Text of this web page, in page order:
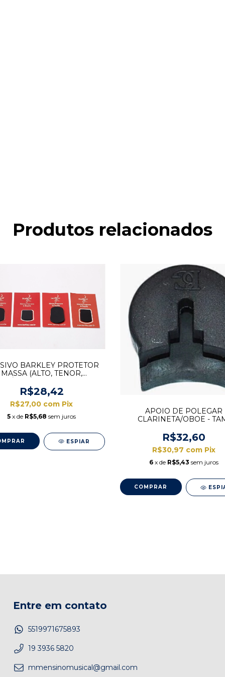
Produtos relacionados
BARKLEY PROTETOR
MASSA (ALTO, TENOR,
EMBORRACHADO
R$28,42
R$27,00 com Pix
5 x de R$5,68 sem juros
ESPIAR
APOIO DE POLEGAR
CLARINETA/OBOE -
R$32,60
R$30,97 com Pix
6 x de R$5,43 sem juros
Entre em contato
5519971675893
19 3936 5820
mmensinomusical@gmail.com